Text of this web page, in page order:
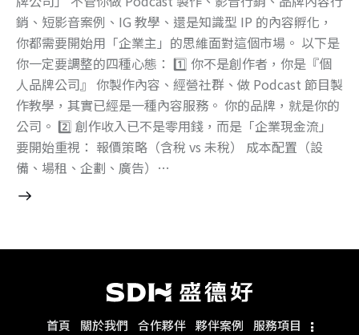
銷、短影音案例、IG 教學、還是知識型 IP 的內容孵化，
你都需要開始用「企業主」的思維面對這個市場。 以下是
你一定要調整的四種心態： 1️⃣ 你不是創作者，你是『個
人品牌公司』 你製作內容、經營社群、做 Podcast 節目製
作教學，其實已經是一種內容服務。 你的品牌，就是你的
公司。 2️⃣ 創作收入已不是零用錢，而是「企業現金流」
要開始重視： 報價策略（含稅 vs 未稅） 成本配置（設
備、場租、企劃、廣告）…
首頁 關於我們 合作夥伴 夥伴案例 服務項目